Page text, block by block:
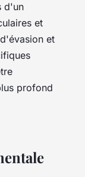
d'un
et
et
profond